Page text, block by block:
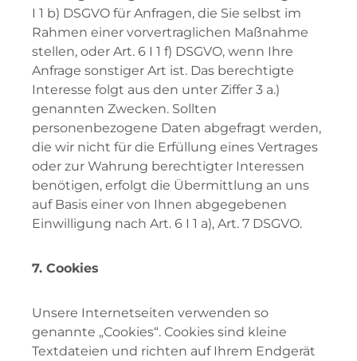
I 1 b) DSGVO für Anfragen, die Sie selbst im
Rahmen einer vorvertraglichen Maßnahme
stellen, oder Art. 6 I 1 f) DSGVO, wenn Ihre
Anfrage sonstiger Art ist. Das berechtigte
Interesse folgt aus den unter Ziffer 3 a.)
genannten Zwecken. Sollten
personenbezogene Daten abgefragt werden,
die wir nicht für die Erfüllung eines Vertrages
oder zur Wahrung berechtigter Interessen
benötigen, erfolgt die Übermittlung an uns
auf Basis einer von Ihnen abgegebenen
Einwilligung nach Art. 6 I 1 a), Art. 7 DSGVO.
7. Cookies
Unsere Internetseiten verwenden so
genannte „Cookies“. Cookies sind kleine
Textdateien und richten auf Ihrem Endgerät